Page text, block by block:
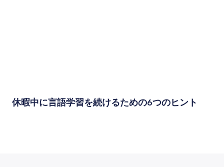
休暇中に言語学習を続けるための6つのヒント